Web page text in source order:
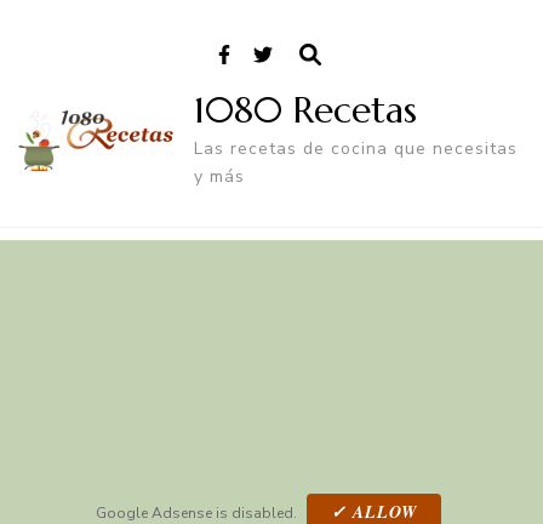
1080 Recetas
Las recetas de cocina que necesitas
y más
Google Adsense is disabled. ✓ ALLOW